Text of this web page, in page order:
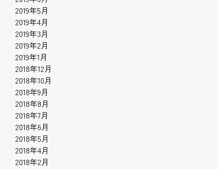
2019年5月
2019年4月
2019年3月
2019年2月
2019年1月
2018年12月
2018年10月
2018年9月
2018年8月
2018年7月
2018年6月
2018年5月
2018年4月
2018年2月